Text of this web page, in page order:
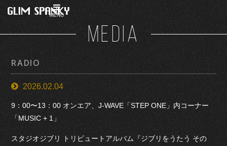
MENU
MEDIA
RADIO
2026.02.04
9：00〜13：00 オンエア、J-WAVE「STEP ONE」内コーナー
「MUSIC + 1」
スタジオジブリ トリビュートアルバム『ジブリをうたう その